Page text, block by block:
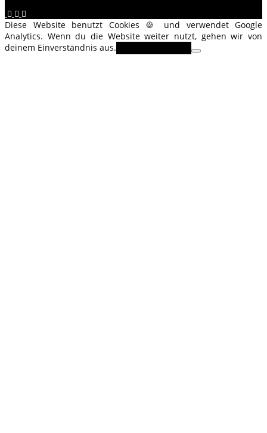
Diese Website benutzt Cookies 🍪 und verwendet Google
Analytics. Wenn du die Website weiter nutzt, gehen wir von
deinem Einverständnis aus.